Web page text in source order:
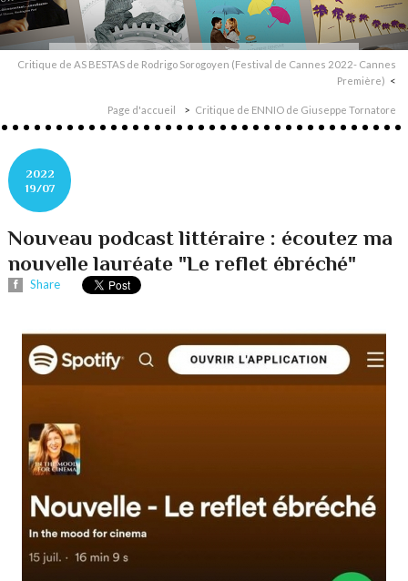
Critique de AS BESTAS de Rodrigo Sorogoyen (Festival de Cannes 2022- Cannes
Première)
Page d'accueil Critique de ENNIO de Giuseppe Tornatore
2022
19/07
Nouveau podcast littéraire : écoutez ma
nouvelle lauréate "Le reflet ébréché"
Share